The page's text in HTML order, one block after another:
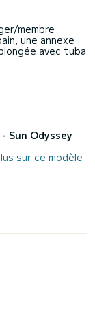
membre
une annexe
avec tuba
Sun Odyssey
sur ce modèle